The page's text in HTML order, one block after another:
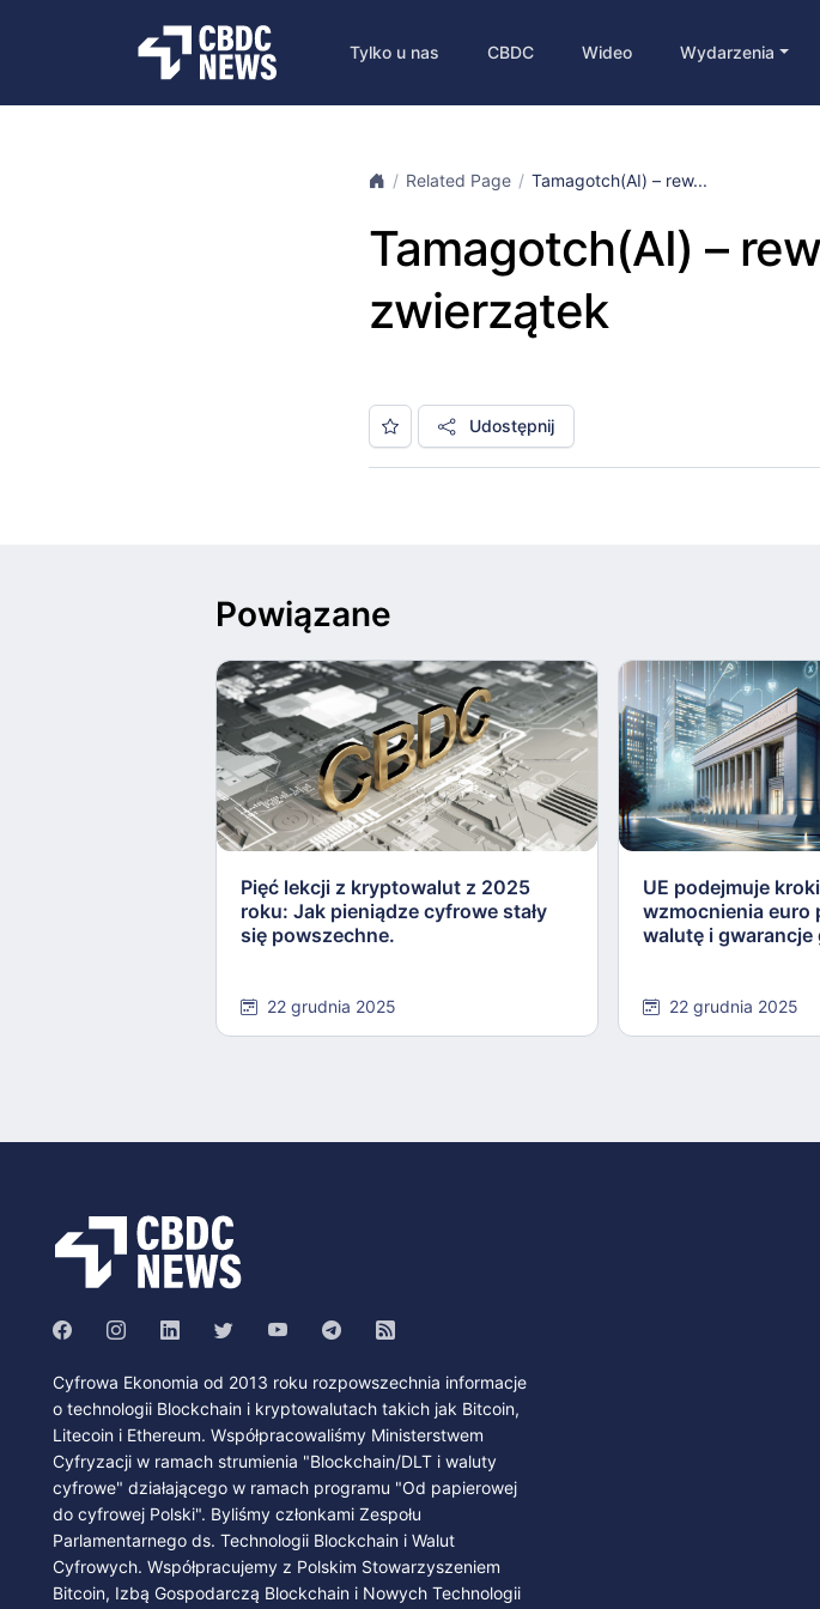
Tylko u nas CBDC Wideo Wydarzenia
Related Page Tamagotch(AI) – rew...
Tamagotch(AI) –
zwierzątek
Udostępnij
Powiązane
Pięć lekcji z kryptowalut z 2025
roku: Jak pieniądze cyfrowe stały
się powszechne.
22 grudnia 2025
UE podejmuje
wzmocnienia euro
walutę i
22 grudnia 2025
Cyfrowa Ekonomia od 2013 roku rozpowszechnia informacje
o technologii Blockchain i kryptowalutach takich jak Bitcoin,
Litecoin i Ethereum. Współpracowaliśmy Ministerstwem
Cyfryzacji w ramach strumienia "Blockchain/DLT i waluty
cyfrowe" działającego w ramach programu "Od papierowej
do cyfrowej Polski". Byliśmy członkami Zespołu
Parlamentarnego ds. Technologii Blockchain i Walut
Cyfrowych. Współpracujemy z Polskim Stowarzyszeniem
Bitcoin, Izbą Gospodarczą Blockchain i Nowych Technologii